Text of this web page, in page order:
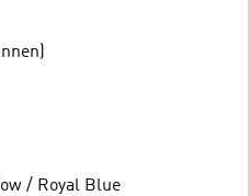
/ Royal Blue